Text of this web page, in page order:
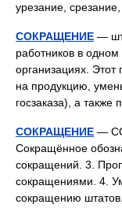
урезание,
СОКРАЩЕНИЕ —
работников в
организациях.
на продукцию,
госзаказа), а
СОКРАЩЕНИЕ —
Сокращённое
сокращений. 3.
сокращениями. 4.
сокращению